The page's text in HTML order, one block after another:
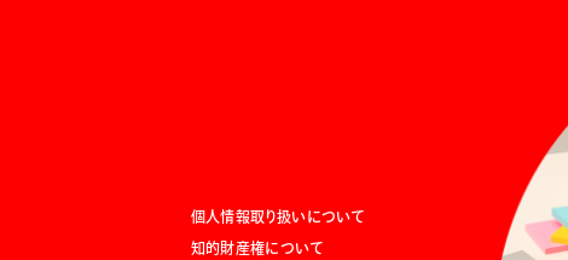
個人情報取り扱いについて
知的財産権について